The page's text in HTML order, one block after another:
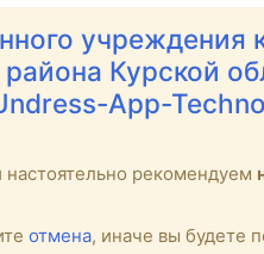
учреждения
Курской
App-
настоятельно рекомендуем
отмена, иначе вы будете